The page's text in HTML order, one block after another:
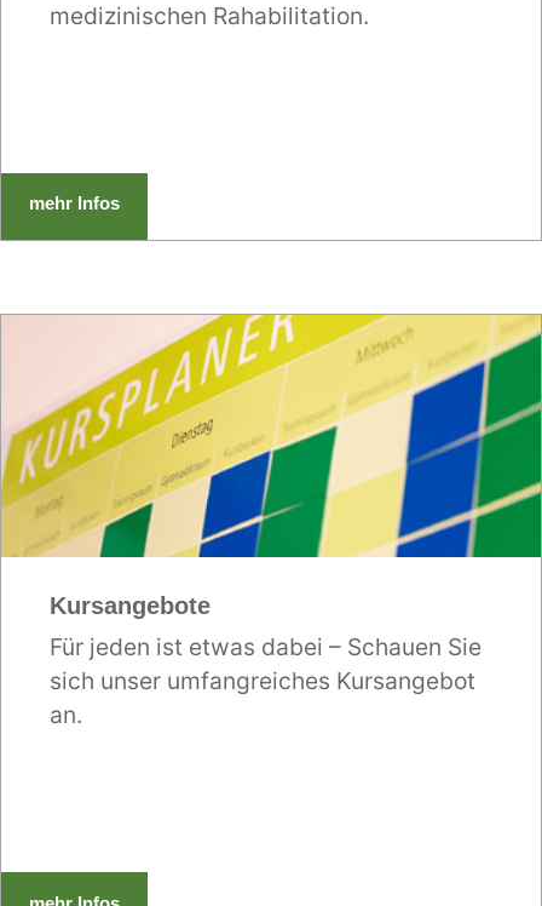
medizinischen Rahabilitation.
mehr Infos
Kursangebote
Für jeden ist etwas dabei – Schauen Sie
sich unser umfangreiches Kursangebot
an.